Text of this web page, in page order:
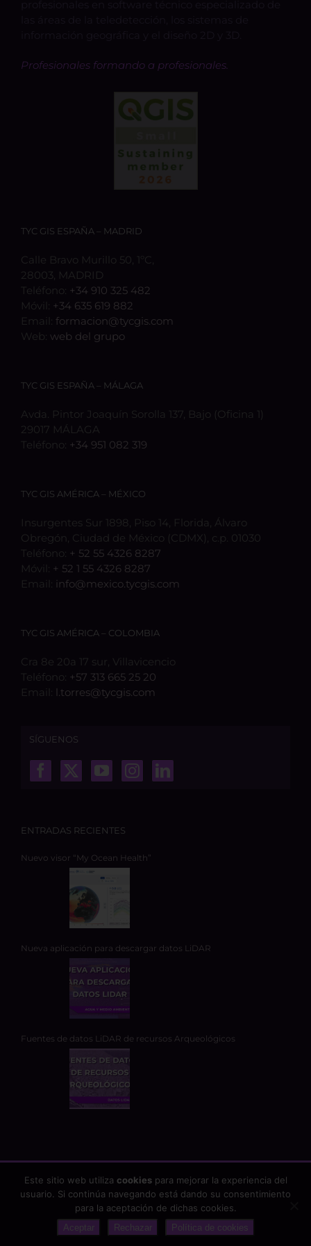
Profesionales formando a profesionales.
TYC GIS ESPAÑA – MADRID
Calle Bravo Murillo 50, 1ºC,
28003, MADRID
Teléfono: +34 910 325 482
Móvil: +34 635 619 882
Email: formacion@tycgis.com
Web: web del grupo
TYC GIS ESPAÑA – MÁLAGA
Avda. Pintor Joaquín Sorolla 137, Bajo (Oficina 1)
29017 MÁLAGA
Teléfono: +34 951 082 319
TYC GIS AMÉRICA – MÉXICO
Insurgentes Sur 1898, Piso 14, Florida, Álvaro
Obregón, Ciudad de México (CDMX), c.p. 01030
Teléfono: + 52 55 4326 8287
Móvil: + 52 1 55 4326 8287
Email: info@mexico.tycgis.com
TYC GIS AMÉRICA – COLOMBIA
Cra 8e 20a 17 sur, Villavicencio
Teléfono: +57 313 665 25 20
Email: l.torres@tycgis.com
SÍGUENOS
ENTRADAS RECIENTES
Nuevo visor “My Ocean Health”
Nueva aplicación para descargar datos LiDAR
Fuentes de datos LiDAR de recursos Arqueológicos
Copyright 2026 - TYC GIS Soluciones Integrales SL | Todos los
Este sitio web utiliza cookiespara mejorar la experiencia del
usuario. Si continúa navegando está dando su consentimiento
para la aceptación de dichas cookies.
Aceptar Rechazar Política de cookies